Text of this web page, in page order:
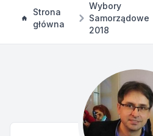
Strona
główna
Wybory
Samorządowe
2018